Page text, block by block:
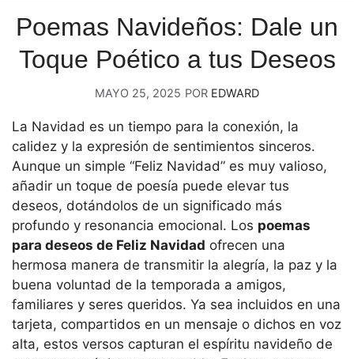
Poemas Navideños: Dale un
Toque Poético a tus Deseos
MAYO 25, 2025 POR EDWARD
La Navidad es un tiempo para la conexión, la
calidez y la expresión de sentimientos sinceros.
Aunque un simple “Feliz Navidad” es muy valioso,
añadir un toque de poesía puede elevar tus
deseos, dotándolos de un significado más
profundo y resonancia emocional. Los poemas
para deseos de Feliz Navidad ofrecen una
hermosa manera de transmitir la alegría, la paz y la
buena voluntad de la temporada a amigos,
familiares y seres queridos. Ya sea incluidos en una
tarjeta, compartidos en un mensaje o dichos en voz
alta, estos versos capturan el espíritu navideño de